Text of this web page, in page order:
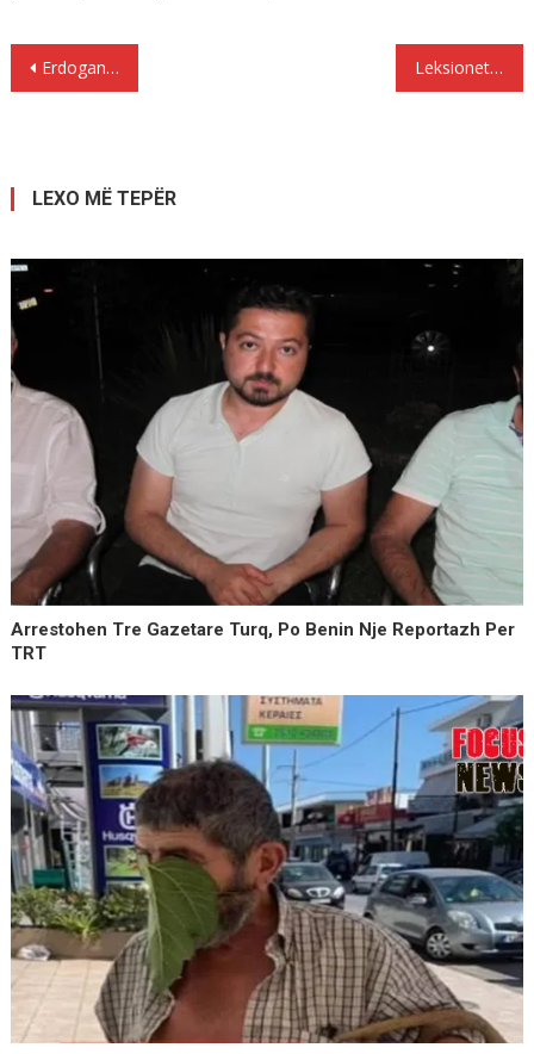
Lëvizje
Erdogani kërcënon Greqine dhe mbare Evropën Leksionet e Ramës për emigracionin nje mashtrim apo nje padituri?
LEXO MË TEPËR
Arrestohen Tre Gazetare Turq, Po Benin Nje Reportazh Per
TRT